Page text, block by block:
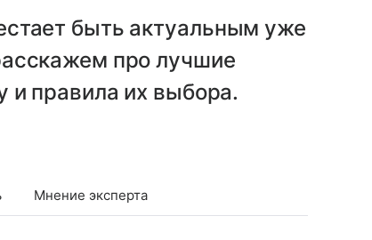
быть актуальным уже
про лучшие
и правила их выбора.
Мнение эксперта